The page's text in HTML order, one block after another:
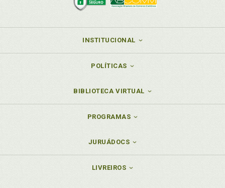
INSTITUCIONAL
POLÍTICAS
BIBLIOTECA VIRTUAL
PROGRAMAS
JURUÁDOCS
LIVREIROS